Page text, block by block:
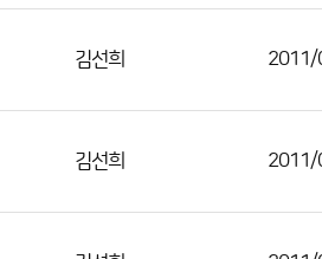
김선희 2011/
김선희 2011/